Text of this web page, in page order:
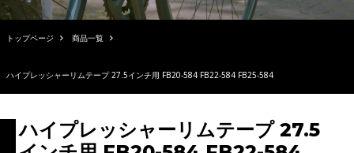
トップページ 商品一覧
ハイプレッシャーリムテープ 27.5インチ用 FB20-584 FB22-584 FB25-584
ハイプレッシャーリムテープ 27.5